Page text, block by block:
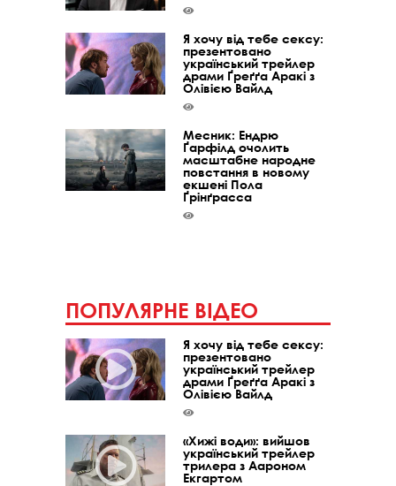
Я хочу від тебе сексу:
презентовано
український трейлер
драми Ґреґґа Аракі з
Олівією Вайлд
Месник: Ендрю
Ґарфілд очолить
масштабне народне
повстання в новому
екшені Пола
Ґрінґрасса
ПОПУЛЯРНЕ ВІДЕО
Я хочу від тебе сексу:
презентовано
український трейлер
драми Ґреґґа Аракі з
Олівією Вайлд
«Хижі води»: вийшов
український трейлер
трилера з Аароном
Екгартом